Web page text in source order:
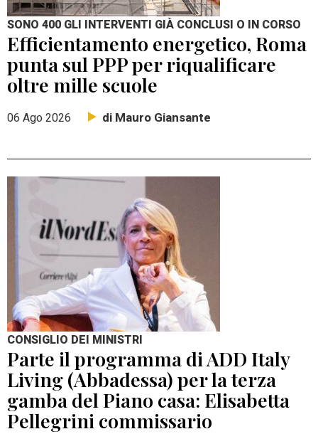
SONO 400 GLI INTERVENTI GIÀ CONCLUSI O IN CORSO
Efficientamento energetico, Roma
punta sul PPP per riqualificare
oltre mille scuole
06 Ago 2026 di Mauro Giansante
CONSIGLIO DEI MINISTRI
Parte il programma di ADD Italy
Living (Abbadessa) per la terza
gamba del Piano casa: Elisabetta
Pellegrini commissario